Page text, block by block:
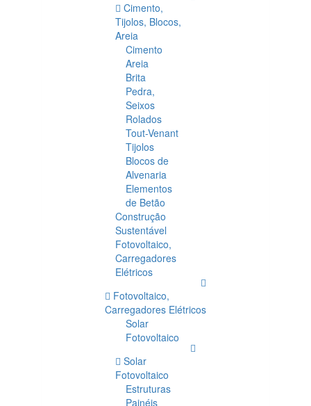
Cimento,
Tijolos, Blocos,
Areia
Cimento
Areia
Brita
Pedra,
Seixos
Rolados
Tout-Venant
Tijolos
Blocos de
Alvenaria
Elementos
de Betão
Construção
Sustentável
Fotovoltaico,
Carregadores
Elétricos
Fotovoltaico,
Carregadores Elétricos
Solar
Fotovoltaico
Solar
Fotovoltaico
Estruturas
Painéis